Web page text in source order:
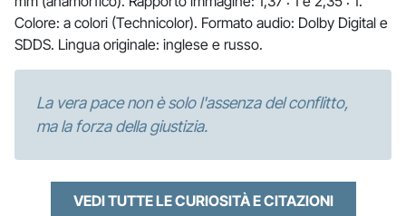
Colore: a colori (Technicolor). Formato audio: Dolby Digital e
SDDS. Lingua originale: inglese e russo.
La vera pace non è solo l'assenza del conflitto,
ma la forza della giustizia.
VEDI TUTTE LE CURIOSITÀ E CITAZIONI